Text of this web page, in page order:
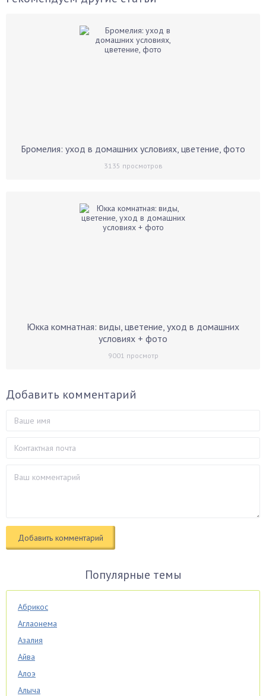
Бромелия: уход в домашних условиях, цветение, фото
3135 просмотров
Юкка комнатная: виды, цветение, уход в домашних
условиях + фото
9001 просмотр
Добавить комментарий
Популярные темы
Абрикос
Аглаонема
Азалия
Айва
Алоэ
Алыча